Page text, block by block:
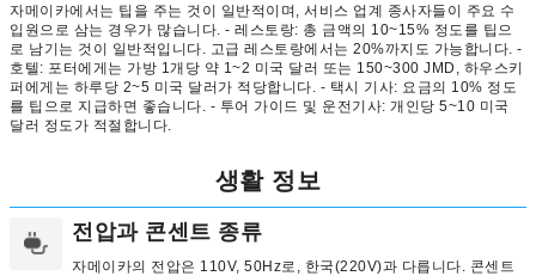
자메이카에서는 팁을 주는 것이 일반적이며, 서비스 업계 종사자들이 주요 수
입원으로 삼는 경우가 많습니다. - 레스토랑: 총 금액의 10~15% 정도를 팁으
로 남기는 것이 일반적입니다. 고급 레스토랑에서는 20%까지도 가능합니다. -
호텔: 포터에게는 가방 1개당 약 1~2 미국 달러 또는 150~300 JMD, 하우스키
퍼에게는 하루당 2~5 미국 달러가 적당합니다. - 택시 기사: 요금의 10% 정도
를 팁으로 지급하면 좋습니다. - 투어 가이드 및 운전기사: 개인당 5~10 미국
달러 정도가 적절합니다.
생활 정보
전압과 콘센트 종류
자메이카의 전압은 110V, 50Hz로, 한국(220V)과 다릅니다. 콘센트